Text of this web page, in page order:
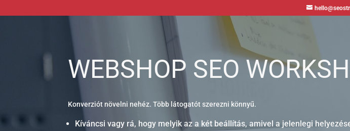
WEBSHOP SEO
Konverziót növelni nehéz. Több látogatót szerezni könnyű.
Kíváncsi vagy rá, hogy melyik az a két beállítás, amivel a jelenlegi